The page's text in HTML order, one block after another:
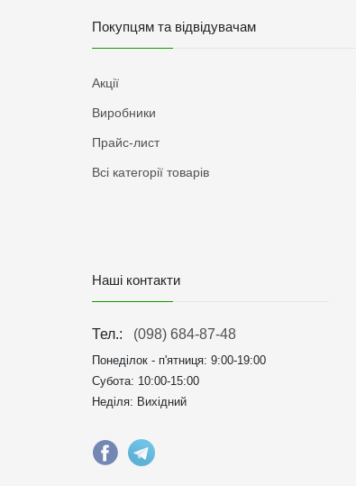
Покупцям та відвідувачам
Акції
Виробники
Прайс-лист
Всі категорії товарів
Наші контакти
Тел.: (098) 684-87-48
Понеділок - п'ятниця: 9:00-19:00
Субота: 10:00-15:00
Неділя: Вихідний